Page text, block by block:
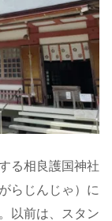
る相良護国神社
らじんじゃ）に
以前は、スタン